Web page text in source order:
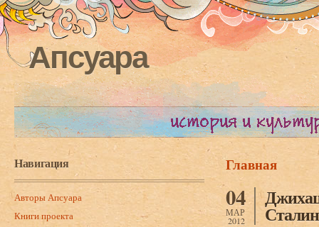
Апсуара
Навигация
Авторы Апсуара
Книги проекта
Вы здесь
Главная
04
МАР
2012